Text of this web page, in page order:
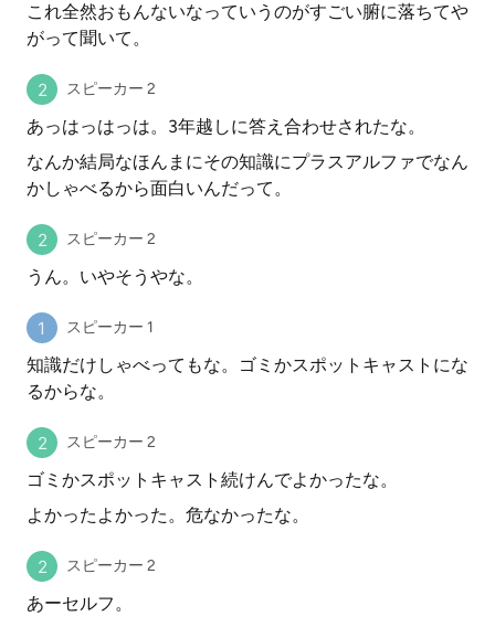
これ全然おもんないなっていうのがすごい腑に落ちてや
がって聞いて。
スピーカー 2
あっはっはっは。3年越しに答え合わせされたな。
なんか結局なほんまにその知識にプラスアルファでなん
かしゃべるから面白いんだって。
スピーカー 2
うん。いやそうやな。
スピーカー 1
知識だけしゃべってもな。ゴミかスポットキャストにな
るからな。
スピーカー 2
ゴミかスポットキャスト続けんでよかったな。
よかったよかった。危なかったな。
スピーカー 2
あーセルフ。